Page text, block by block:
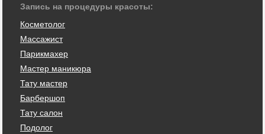
Запись на процедуры красоты:
Косметолог
Массажист
Парикмахер
Мастер маникюра
Тату мастер
Барбершоп
Тату салон
Подолог